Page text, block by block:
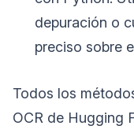
depuración o
preciso sobre
Todos los
OCR de Hugging